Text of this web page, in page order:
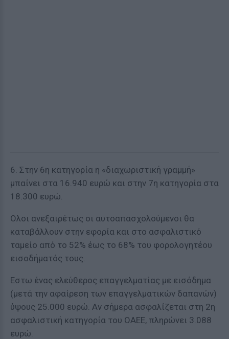
6. Στην 6η κατηγορία η «διαχωριστική γραμμή»
μπαίνει στα 16.940 ευρώ και στην 7η κατηγορία στα
18.300 ευρώ.
Ολοι ανεξαιρέτως οι αυτοαπασχολούμενοι θα
καταβάλλουν στην εφορία και στο ασφαλιστικό
ταμείο από το 52% έως το 68% του φορολογητέου
εισοδήματός τους.
Εστω ένας ελεύθερος επαγγελματίας με εισόδημα
(μετά την αφαίρεση των επαγγελματικών δαπανών)
ύψους 25.000 ευρώ. Αν σήμερα ασφαλίζεται στη 2η
ασφαλιστική κατηγορία του ΟΑΕΕ, πληρώνει 3.088
ευρώ.